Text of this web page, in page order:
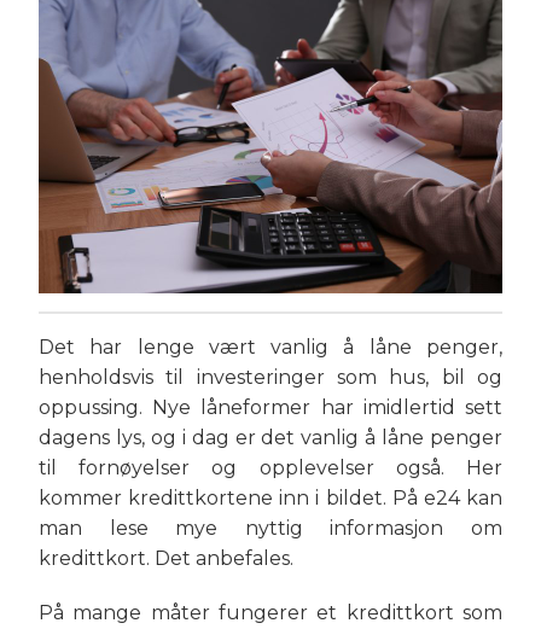
Det har lenge vært vanlig å låne penger,
henholdsvis til investeringer som hus, bil og
oppussing. Nye låneformer har imidlertid sett
dagens lys, og i dag er det vanlig å låne penger
til fornøyelser og opplevelser også. Her
kommer kredittkortene inn i bildet. På e24 kan
man lese mye nyttig informasjon om
kredittkort. Det anbefales.
På mange måter fungerer et kredittkort som